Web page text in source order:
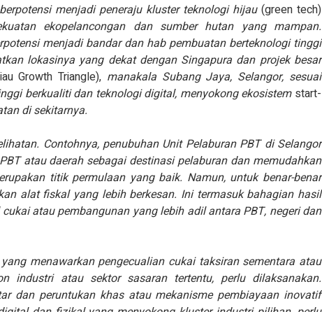
menjadi peneraju kluster teknologi hijau(green tech)
ekopelancongan dan sumber hutan yang mampan.
menjadi bandar dan hab pembuatan berteknologi tinggi
lokasinya yang dekat dengan Singapura dan projek besar
Growth Triangle), manakala Subang Jaya, Selangor, sesuai
berkualiti dan teknologi digital, menyokong ekosistem start-
di sekitarnya.
Contohnya, penubuhan Unit Pelaburan PBT di Selangor
atau daerah sebagai destinasi pelaburan dan memudahkan
titik permulaan yang baik. Namun, untuk benar-benar
alat fiskal yang lebih berkesan. Ini termasuk bahagian hasil
atau pembangunan yang lebih adil antara PBT, negeri dan
menawarkan pengecualian cukai taksiran sementara atau
industri atau sektor sasaran tertentu, perlu dilaksanakan.
dan peruntukan khas atau mekanisme pembiayaan inovatif